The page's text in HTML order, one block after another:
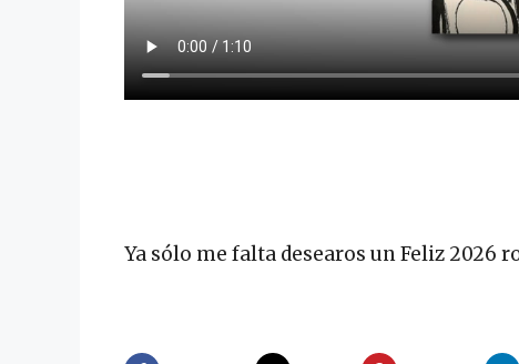
Ya sólo me falta desearos un Feliz 2026